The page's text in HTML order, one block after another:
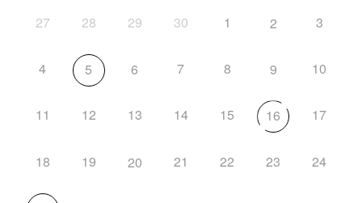
27 28 29 30 1 2 3
4 5 6 7 8 9 10
11 12 13 14 15 16 17
18 19 20 21 22 23 24